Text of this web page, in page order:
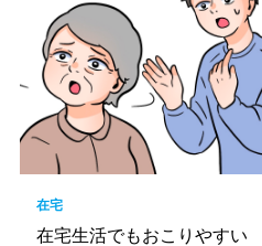
在宅
在宅生活でもおこりやすい